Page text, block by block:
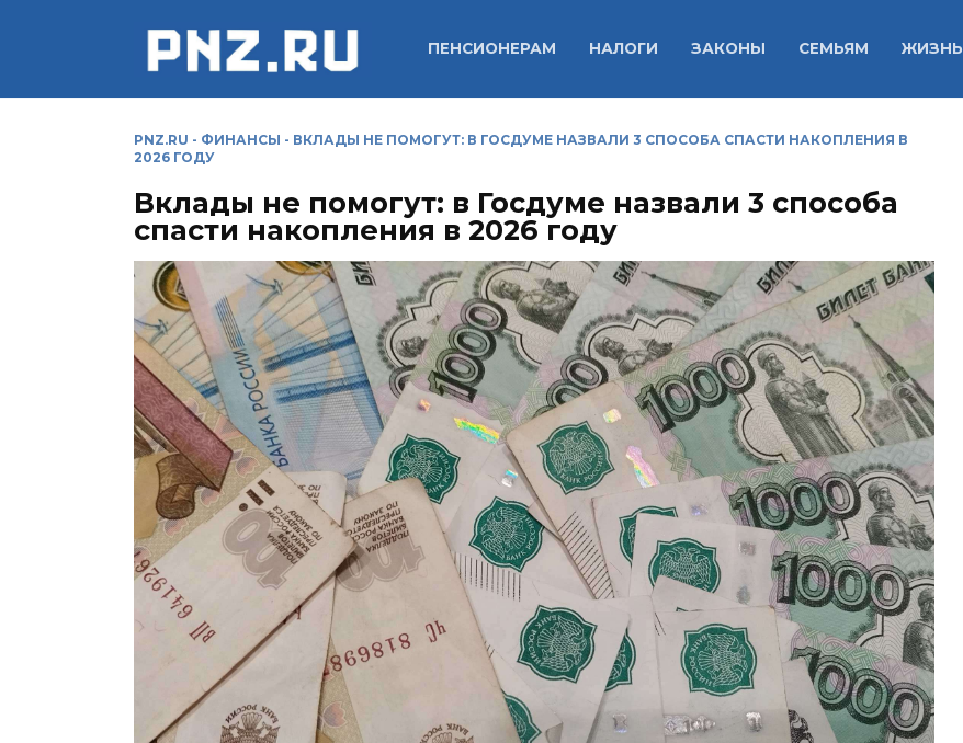
ПЕНСИОНЕРАМ НАЛОГИ ЗАКОНЫ СЕМЬЯМ ЖИЗНЬ
PNZ.RU - ФИНАНСЫ - ВКЛАДЫ НЕ ПОМОГУТ: В ГОСДУМЕ НАЗВАЛИ 3 СПОСОБА СПАСТИ НАКОПЛЕНИЯ В
2026 ГОДУ
Вклады не помогут: в Госдуме назвали 3 способа
спасти накопления в 2026 году